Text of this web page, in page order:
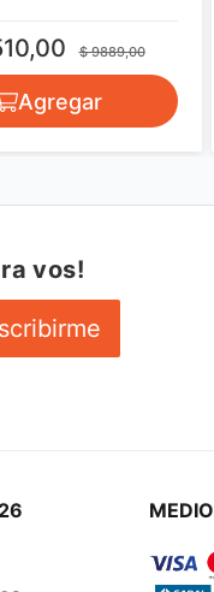
$ 9889,00
Agregar
vos!